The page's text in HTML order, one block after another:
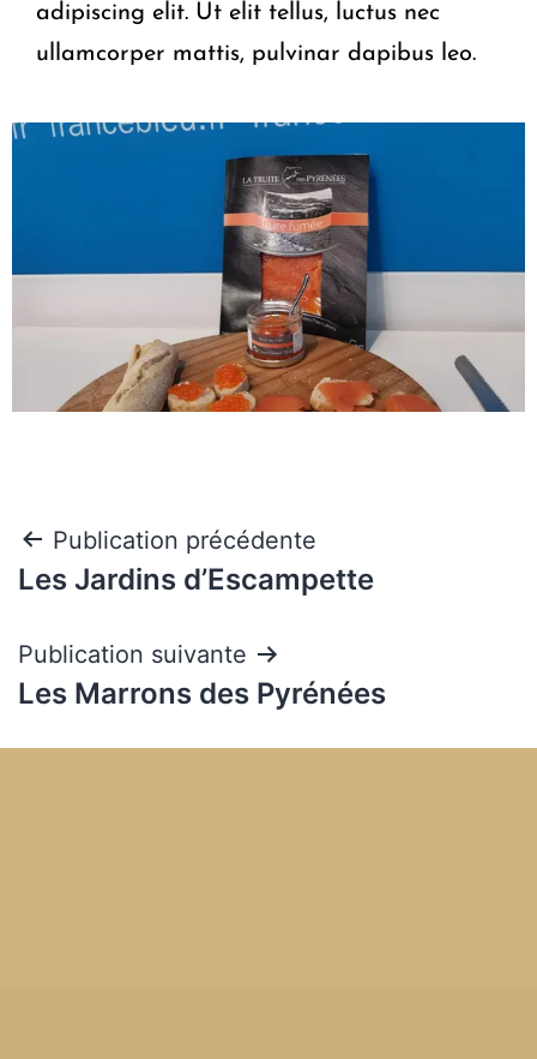
adipiscing elit. Ut elit tellus, luctus nec
ullamcorper mattis, pulvinar dapibus leo.
Publication précédente
Les Jardins d’Escampette
Publication suivante
Les Marrons des Pyrénées